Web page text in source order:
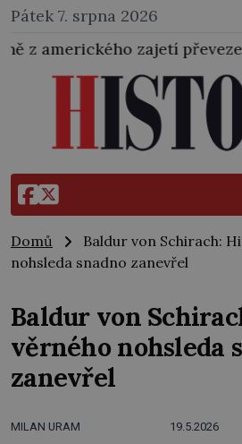
Pátek 7. srpna 2026
převezen bývalý státní
Domů
Baldur von Schirach:
nohsleda snadno zanevřel
Baldur von
věrného nohsleda
zanevřel
MILAN URAM 19.5.2026